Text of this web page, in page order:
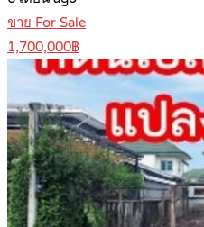
ขาย For Sale
1,700,000฿